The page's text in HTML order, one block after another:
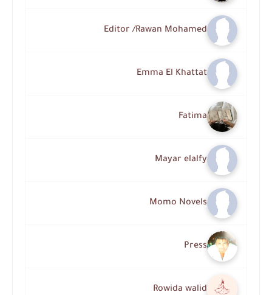
Editor /Rawan Mohamed
Emma El Khattat
Fatima
Mayar elalfy
Momo Novels
Press
Rowida walid